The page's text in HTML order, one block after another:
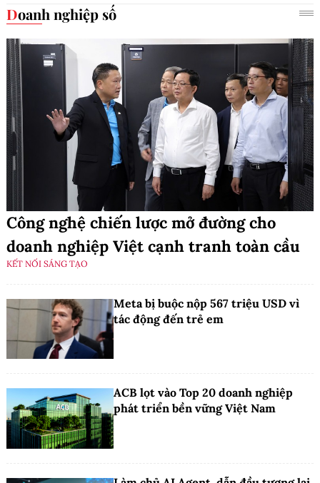
Doanh nghiệp số
Công nghệ chiến lược mở đường cho
doanh nghiệp Việt cạnh tranh toàn cầu
KẾT NỐI SÁNG TẠO
Meta bị buộc nộp 567 triệu USD vì
tác động đến trẻ em
ACB lọt vào Top 20 doanh nghiệp
phát triển bền vững Việt Nam